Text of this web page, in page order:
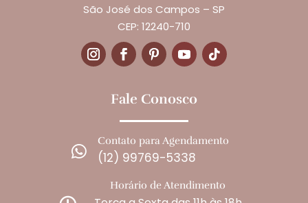
São José dos Campos – SP
CEP: 12240-710
Fale Conosco

Contato para Agendamento
(12) 99769-5338
Horário de Atendimento